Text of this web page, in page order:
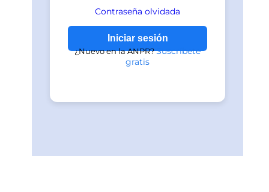
Contraseña olvidada
¿Nuevo en la ANPR?Suscríbete
gratis